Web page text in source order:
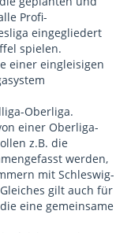
Profi-
eingegliedert
spielen.
einer eingleisigen
Oberliga.
einer Oberliga-
z.B. die
werden,
mit Schleswig-
gilt auch für
eine gemeinsame